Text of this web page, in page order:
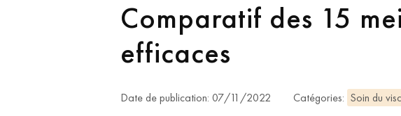
Comparatif des 15
efficaces
Date de publication: 07/11/2022 Catégories: Soin du